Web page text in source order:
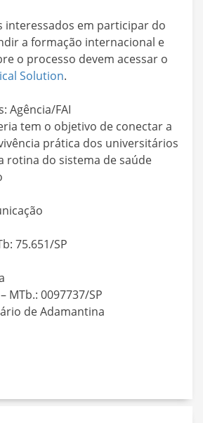
interessados em participar do
a formação internacional e
o processo devem acessar o
Solution.
Agência/FAI
tem o objetivo de conectar a
prática dos universitários
rotina do sistema de saúde
75.651/SP
MTb.: 0097737/SP
de Adamantina